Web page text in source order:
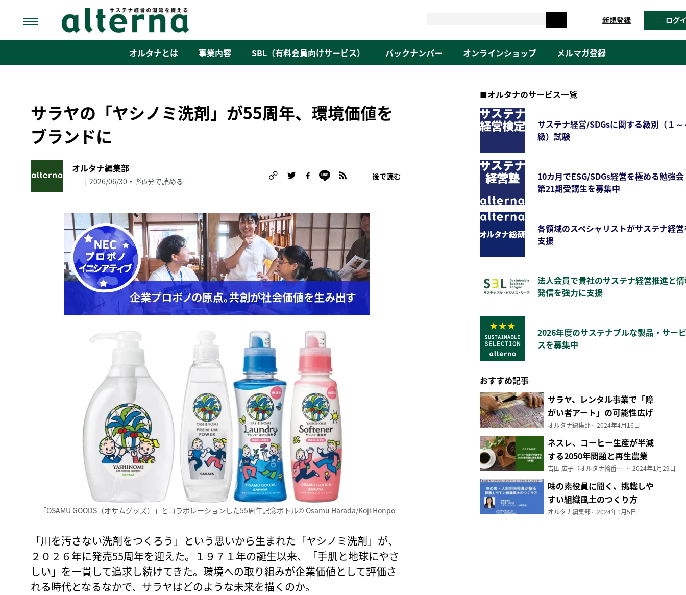
content
新規登録 ログ
オルタナとは 事業内容 SBL（有料会員向けサービス） バックナンバー オンラインショップ メルマガ登録
サラヤの「ヤシノミ洗剤」が55周年、環境価値を
ブランドに
オルタナ編集部
| 2026/06/30 約5分で読める
後で読む
「OSAMU GOODS（オサムグッズ）」とコラボレーションした55周年記念ボトル© Osamu Harada/Koji Honpo
「川を汚さない洗剤をつくろう」という思いから生まれた「ヤシノミ洗剤」が、
２０２６年に発売55周年を迎えた。１９７１年の誕生以来、「手肌と地球にやさ
しい」を一貫して追求し続けてきた。環境への取り組みが企業価値として評価さ
れる時代となるなかで、サラヤはどのような未来を描くのか。
■オルタナのサービス一覧
サステナ経営/SDGsに関する級別（１～
級）試験
10カ月でESG/SDGs経営を極める勉強
第21期受講生を募集中
各領域のスペシャリストがサステナ経
支援
法人会員で貴社のサステナ経営推進と
発信を強力に支援
2026年度のサステナブルな製品・サービ
スを募集中
おすすめ記事
サラヤ、レンタル事業で「障
がい者アート」の可能性広げ
る
オルタナ編集部 2024年4月16日
ネスレ、コーヒー生産が半減
する2050年問題と再生農業
（前編）
吉田 広子（オルタナ輪番編集長） 2024年1月29日
味の素役員に聞く、挑戦しや
すい組織風土のつくり方
オルタナ編集部 2024年1月5日